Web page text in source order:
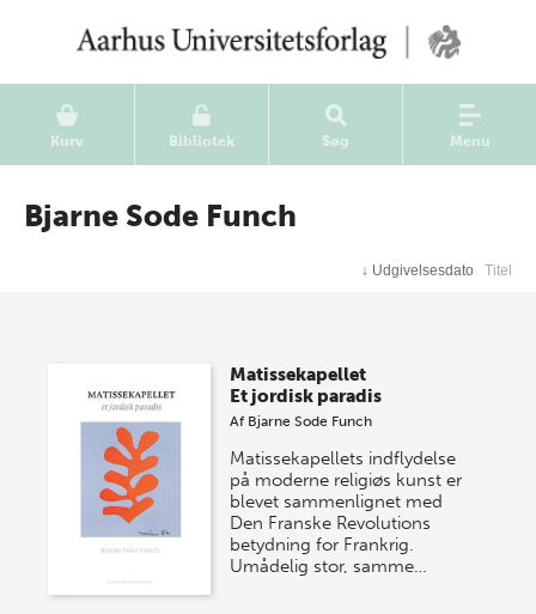
Kurv Bibliotek Søg Menu
Bjarne Sode Funch
↓ Udgivelsesdato Titel
Matissekapellet
Et jordisk paradis
Af Bjarne Sode Funch
Matissekapellets indflydelse
på moderne religiøs kunst er
blevet sammenlignet med
Den Franske Revolutions
betydning for Frankrig.
Umådelig stor, samme…